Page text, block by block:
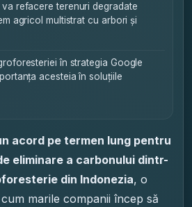
va refacere terenuri degradate
agricol multistrat cu arbori și
în strategia Google
acesteia în soluțiile
acord pe termen lung pentru
eliminare a carbonului dintr-
din Indonezia, o
marile companii încep să